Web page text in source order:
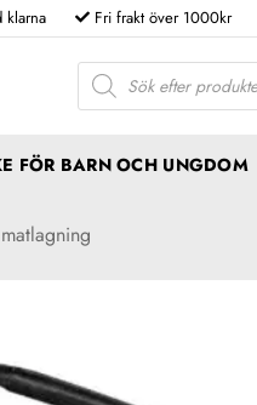
klarna Fri frakt över 1000kr
Produktsökning
FÖR BARN OCH UNGDOM